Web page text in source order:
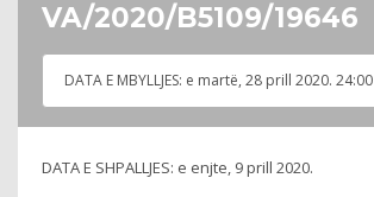
VA/2020/B5109/19646
DATA E MBYLLJES: e martë, 28 prill 2020. 24:00
DATA E SHPALLJES: e enjte, 9 prill 2020.